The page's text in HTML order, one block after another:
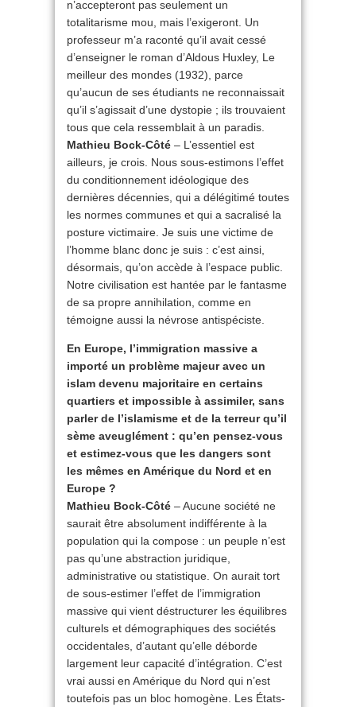
n’accepteront pas seulement un
totalitarisme mou, mais l’exigeront. Un
professeur m’a raconté qu’il avait cessé
d’enseigner le roman d’Aldous Huxley, Le
meilleur des mondes (1932), parce
qu’aucun de ses étudiants ne reconnaissait
qu’il s’agissait d’une dystopie ; ils trouvaient
tous que cela ressemblait à un paradis.
Mathieu Bock-Côté – L’essentiel est
ailleurs, je crois. Nous sous-estimons l’effet
du conditionnement idéologique des
dernières décennies, qui a délégitimé toutes
les normes communes et qui a sacralisé la
posture victimaire. Je suis une victime de
l’homme blanc donc je suis : c’est ainsi,
désormais, qu’on accède à l’espace public.
Notre civilisation est hantée par le fantasme
de sa propre annihilation, comme en
témoigne aussi la névrose antispéciste.
En Europe, l’immigration massive a
importé un problème majeur avec un
islam devenu majoritaire en certains
quartiers et impossible à assimiler, sans
parler de l’islamisme et de la terreur qu’il
sème aveuglément : qu’en pensez-vous
et estimez-vous que les dangers sont
les mêmes en Amérique du Nord et en
Europe ?
Mathieu Bock-Côté – Aucune société ne
saurait être absolument indifférente à la
population qui la compose : un peuple n’est
pas qu’une abstraction juridique,
administrative ou statistique. On aurait tort
de sous-estimer l’effet de l’immigration
massive qui vient déstructurer les équilibres
culturels et démographiques des sociétés
occidentales, d’autant qu’elle déborde
largement leur capacité d’intégration. C’est
vrai aussi en Amérique du Nord qui n’est
toutefois pas un bloc homogène. Les États-